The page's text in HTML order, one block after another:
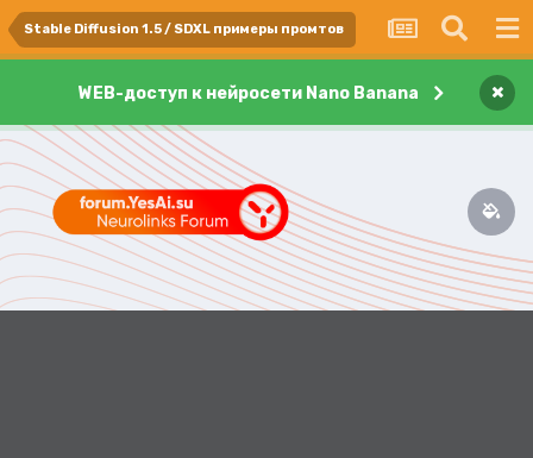
Stable Diffusion 1.5 / SDXL примеры промтов
WEB-доступ к нейросети Nano Banana ×